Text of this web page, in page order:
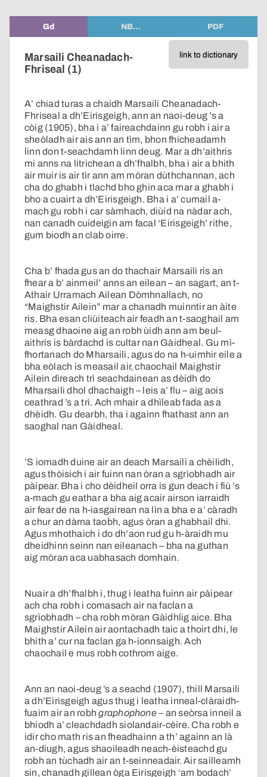
Gd NB… PDF
link to dictionary
Marsaili Cheanadach-
Fhriseal (1)
A’ chiad turas a chaidh Marsaili Cheanadach-
Fhriseal a dh’Eirisgeigh, ann an naoi-deug ’s a
còig (1905), bha i a’ faireachdainn gu robh i air a
sheòladh air ais ann an tìm, bhon fhicheadamh
linn don t-seachdamh linn deug. Mar a dh’aithris
mi anns na litrichean a dh’fhalbh, bha i air a bhith
air muir is air tìr ann am mòran dùthchannan, ach
cha do ghabh i tlachd bho ghin aca mar a ghabh i
bho a cuairt a dh’Eirisgeigh. Bha i a’ cumail a-
mach gu robh i car sàmhach, diùid na nàdar ach,
nan canadh cuideigin am facal ‘Eirisgeigh’ rithe,
gum biodh an clab oirre.
Cha b’ fhada gus an do thachair Marsaili ris an
fhear a b’ ainmeil’ anns an eilean – an sagart, an t-
Athair Urramach Ailean Dòmhnallach, no
“Maighstir Ailein” mar a chanadh muinntir an àite
ris. Bha esan cliùiteach air feadh an t-saoghail am
measg dhaoine aig an robh ùidh ann am beul-
aithris is bàrdachd is cultar nan Gàidheal. Gu mì-
fhortanach do Mharsaili, agus do na h-uimhir eile a
bha eòlach is measail air, chaochail Maighstir
Ailein dìreach trì seachdainean as dèidh do
Mharsaili dhol dhachaigh – leis a’ flu – aig aois
ceathrad ’s a trì. Ach mhair a dhìleab fada as a
dhèidh. Gu dearbh, tha i againn fhathast ann an
saoghal nan Gàidheal.
’S iomadh duine air an deach Marsaili a chèilidh,
agus thòisich i air fuinn nan òran a sgrìobhadh air
pàipear. Bha i cho dèidheil orra is gun deach i fiù ’s
a-mach gu eathar a bha aig acair airson iarraidh
air fear de na h-iasgairean na lìn a bha e a’ càradh
a chur an dàrna taobh, agus òran a ghabhail dhi.
Agus mhothaich i do dh’aon rud gu h-àraidh mu
dheidhinn seinn nan eileanach – bha na guthan
aig mòran aca uabhasach domhain.
Nuair a dh’fhalbh i, thug i leatha fuinn air pàipear
ach cha robh i comasach air na faclan a
sgrìobhadh – cha robh mòran Gàidhlig aice. Bha
Maighstir Ailein air aontachadh taic a thoirt dhi, le
bhith a’ cur na faclan ga h-ionnsaigh. Ach
chaochail e mus robh cothrom aige.
Ann an naoi-deug ’s a seachd (1907), thill Marsaili
a dh’Eirisgeigh agus thug i leatha inneal-clàraidh-
fuaim air an robhgraphophone– an seòrsa inneil a
bhiodh a’ cleachdadh siolandair-cèire. Cha robh e
idir cho math ris an fheadhainn a th’ againn an là
an-diugh, agus shaoileadh neach-èisteachd gu
robh an tùchadh air an t-seinneadair. Air sailleamh
sin, chanadh gillean òga Eirisgeigh ‘am bodach’